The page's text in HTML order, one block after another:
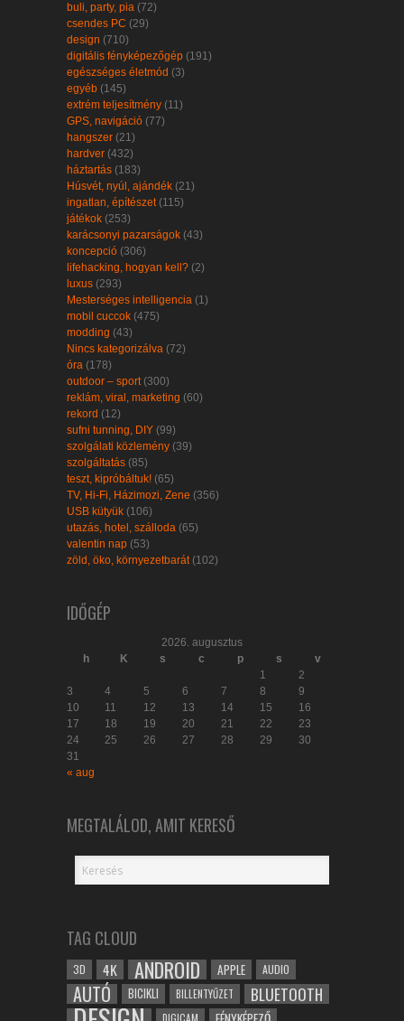
buli, party, pia (72)
csendes PC (29)
design (710)
digitális fényképezőgép (191)
egészséges életmód (3)
egyéb (145)
extrém teljesítmény (11)
GPS, navigáció (77)
hangszer (21)
hardver (432)
háztartás (183)
Húsvét, nyúl, ajándék (21)
ingatlan, építészet(115)
játékok (253)
karácsonyi pazarságok (43)
koncepció (306)
lifehacking, hogyan kell? (2)
luxus (293)
Mesterséges intelligencia (1)
mobil cuccok (475)
modding (43)
Nincs kategorizálva (72)
óra (178)
outdoor – sport(300)
reklám, viral, marketing (60)
rekord (12)
sufni tunning, DIY (99)
szolgálati közlemény (39)
szolgáltatás (85)
teszt, kipróbáltuk! (65)
TV, Hi-Fi, Házimozi, Zene (356)
USB kütyük (106)
utazás, hotel, szálloda (65)
valentin nap (53)
zöld, öko, környezetbarát(102)
IDŐGÉP
2026. augusztus
h
K s c p s
v
1
2
3
4 5 6 7 8
9
10
11 12 13 14 15
16
17
18 19 20 21 22
23
24
25 26 27 28 29
30
31
« aug
MEGTALÁLOD, AMIT KERESŐ
TAG CLOUD
3D 4K ANDROID APPLE AUDIO
AUTÓ BICIKLI BILLENTYŰZET BLUETOOTH
DIGICAM